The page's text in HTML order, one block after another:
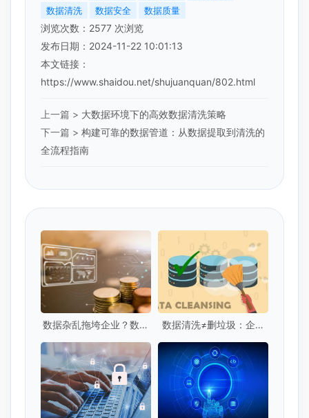
数据清洗
数据安全 数据质量
浏览次数： 2577 次浏览
发布日期：2024-11-22 10:01:13
本文链接：
https://www.shaidou.net/shujuanquan/802.html
上一篇 > 大数据环境下的高效数据清洗策略
下一篇 > 构建可靠的数据管道：从数据提取到清洗的
全流程指南
数据杂乱拖垮企业？数据
数据清洗≠删垃圾：企业
准是什么？